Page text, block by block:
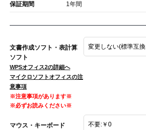
保証期間 1年間
文書作成ソフト・表計算
ソフト
WPSオフィス2の詳細へ
マイクロソフトオフィスの注
意事項
※注意事項があります※
※必ずお読みください※
マウス・キーボード